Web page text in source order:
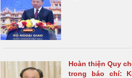
Hoàn thiện Quy
trong báo chí: